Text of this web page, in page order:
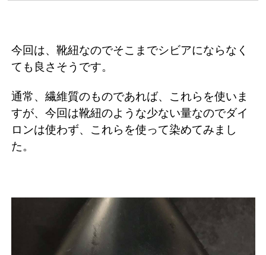
今回は、靴紐なのでそこまでシビアにならなく
ても良さそうです。
通常、繊維質のものであれば、これらを使いま
すが、今回は靴紐のような少ない量なのでダイ
ロンは使わず、これらを使って染めてみまし
た。